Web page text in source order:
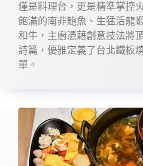
僅是料理台，更是精準掌控
飽滿的南非鮑魚、生猛活龍
和牛，主廚憑藉創意技法將
詩篇，優雅定義了台北鐵板
單。